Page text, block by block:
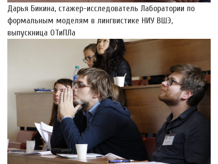
Дарья Бикина, стажер-исследователь Лаборатории по
формальным моделям в лингвистике НИУ ВШЭ,
выпускница ОТиПЛа